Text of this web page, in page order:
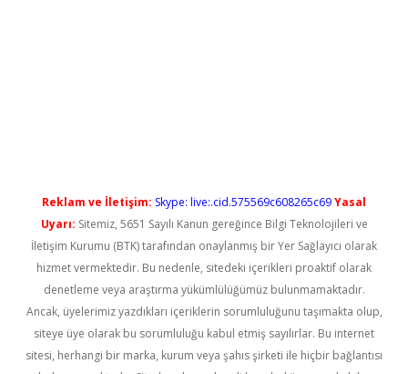
Reklam ve İletişim: Skype: live:.cid.575569c608265c69Yasal
Uyarı: Sitemiz, 5651 Sayılı Kanun gereğince Bilgi Teknolojileri ve
İletişim Kurumu (BTK) tarafından onaylanmış bir Yer Sağlayıcı olarak
hizmet vermektedir. Bu nedenle, sitedeki içerikleri proaktif olarak
denetleme veya araştırma yükümlülüğümüz bulunmamaktadır.
Ancak, üyelerimiz yazdıkları içeriklerin sorumluluğunu taşımakta olup,
siteye üye olarak bu sorumluluğu kabul etmiş sayılırlar. Bu internet
sitesi, herhangi bir marka, kurum veya şahıs şirketi ile hiçbir bağlantısı